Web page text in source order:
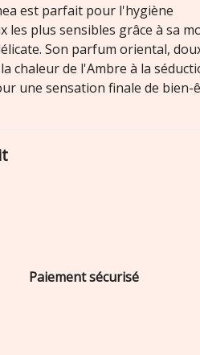
est parfait pour l'hygiène
les plus sensibles grâce à sa
Son parfum oriental,
chaleur de l'Ambre à la
une sensation finale de bien-
Paiement sécurisé